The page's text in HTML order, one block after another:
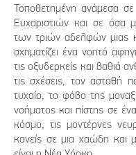
Τοποθετημένη ανάμεσα
Ευχαριστιών και σε όσα
των τριών αδελφών μιας
σχηματίζει ένα νοητό
τις οξυδερκείς και βαθιά
τις σχέσεις, τον ασταθή
τυχαίο, το φόβο της
νοήματος και πίστης σε
κόσμο, τις μοντέρνες
κανείς σε μια χαώδη και